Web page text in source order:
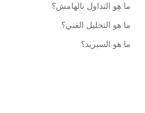
ما هو التداول بالهامش؟
ما هو التحليل الفني؟
ما هو السبريد؟